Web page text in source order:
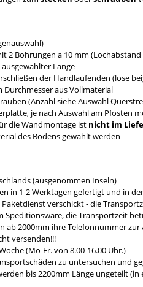
2 Bohrungen a 10 mm (Lochabstand
Länge
der Handlaufenden (lose
aus Vollmaterial
(Anzahl siehe Auswahl
je nach Auswahl am Pfosten
die Wandmontage ist nicht im
des Bodens gewählt werden
(ausgenommen Inseln)
in 1-2 Werktagen gefertigt und in
verschickt - die
Speditionsware, die Transportzeit
ab 2000mm ihre Telefonnummer
versenden!!!
(Mo-Fr. von 8.00-16.00 Uhr.)
zu untersuchen und
bis 2200mm Länge ungeteilt